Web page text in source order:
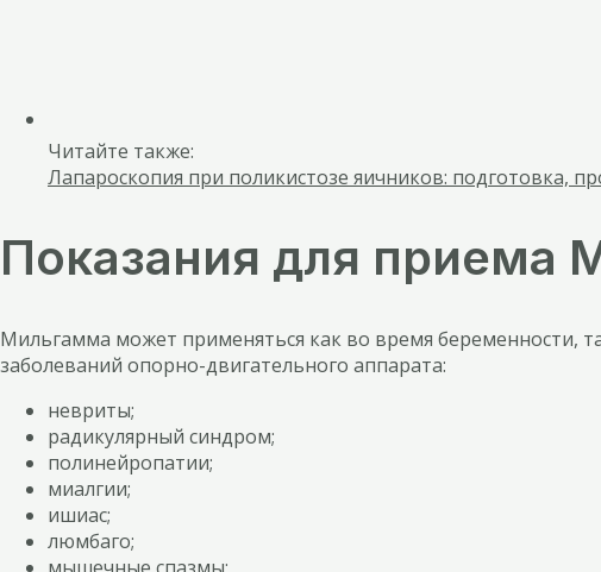
Читайте также:
Лапароскопия при поликистозе яичников: подготовка,
Показания для
Мильгамма может применяться как во время беременности,
заболеваний опорно-двигательного аппарата:
невриты;
радикулярный синдром;
полинейропатии;
миалгии;
ишиас;
люмбаго;